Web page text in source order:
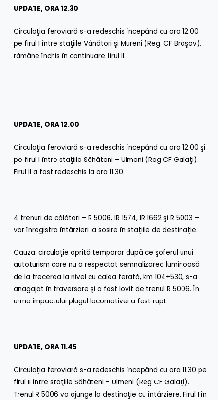
UPDATE, ORA 12.30
Circulaţia feroviară s-a redeschis începând cu ora 12.00
pe firul I între staţiile Vânători şi Mureni (Reg. CF Braşov),
rămâne închis în continuare firul II.
UPDATE, ORA 12.00
Circulaţia feroviară s-a redeschis începând cu ora 12.00 şi
pe firul I între staţiile Săhăteni – Ulmeni (Reg CF Galaţi).
Firul II a fost redeschis la ora 11.30.
4 trenuri de călători – R 5006, IR 1574, IR 1662 şi R 5003 –
vor înregistra întârzieri la sosire în staţiile de destinaţie.
Cauza: circulaţie oprită temporar după ce şoferul unui
autoturism care nu a respectat semnalizarea luminoasă
de la trecerea la nivel cu calea ferată, km 104+530, s-a
anagajat în traversare şi a fost lovit de trenul R 5006. În
urma impactului plugul locomotivei a fost rupt.
UPDATE, ORA 11.45
Circulaţia feroviară s-a redeschis începând cu ora 11.30 pe
firul II între staţiile Săhăteni – Ulmeni (Reg CF Galaţi).
Trenul R 5006 va ajunge la destinaţie cu întârziere. Firul I în